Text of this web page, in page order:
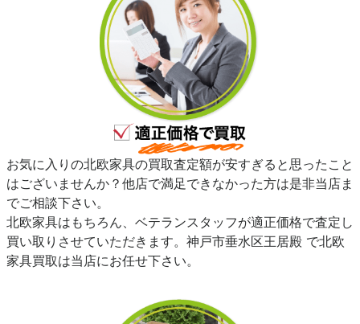
お気に入りの北欧家具の買取査定額が安すぎると思ったこと
はございませんか？他店で満足できなかった方は是非当店ま
でご相談下さい。
北欧家具はもちろん、ベテランスタッフが適正価格で査定し
買い取りさせていただきます。神戸市垂水区王居殿 で北欧
家具買取は当店にお任せ下さい。